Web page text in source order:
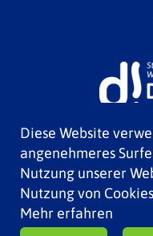
Diese Website
angenehmeres
Nutzung unserer
Nutzung von
Mehr erfahren